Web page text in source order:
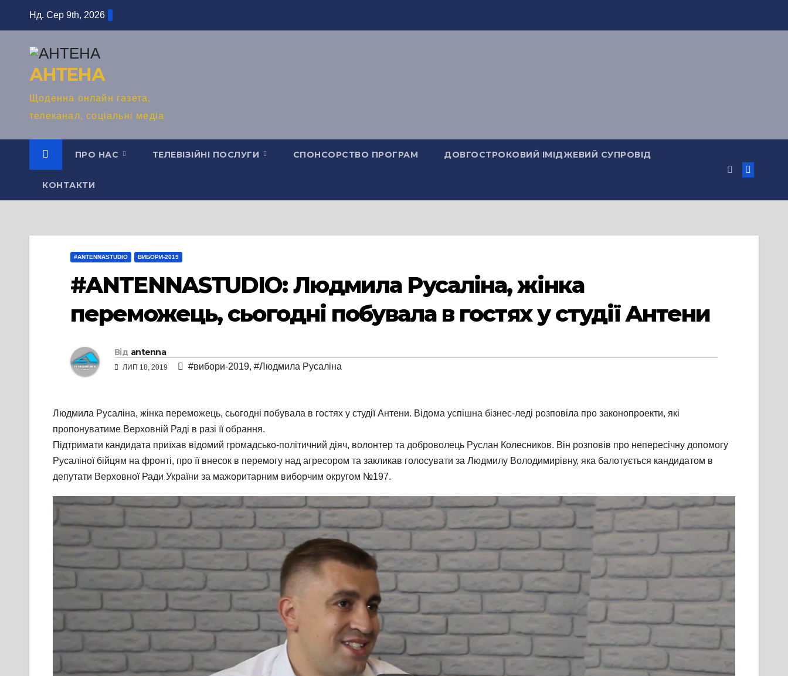
Нд. Сер 9th, 2026
АНТЕНА
Щоденна онлайн газета,
телеканал, соціальні медіа
ПРО НАС ТЕЛЕВІЗІЙНІ ПОСЛУГИ СПОНСОРСТВО ПРОГРАМ ДОВГОСТРОКОВИЙ ІМІДЖЕВИЙ СУПРОВІД
КОНТАКТИ
#ANTENNASTUDIO ВИБОРИ-2019
#ANTENNASTUDIO: Людмила Русаліна, жінка
переможець, сьогодні побувала в гостях у студії Антени
Від antenna
ЛИП 18, 2019 #вибори-2019, #Людмила Русаліна
Людмила Русаліна, жінка переможець, сьогодні побувала в гостях у студії Антени. Відома успішна бізнес-леді розповіла про законопроекти, які
пропонуватиме Верховній Раді в разі її обрання.
Підтримати кандидата приїхав відомий громадсько-політичний діяч, волонтер та доброволець Руслан Колесников. Він розповів про непересічну допомогу
Русаліної бійцям на фронті, про її внесок в перемогу над агресором та закликав голосувати за Людмилу Володимирівну, яка балотується кандидатом в
депутати Верховної Ради України за мажоритарним виборчим округом №197.